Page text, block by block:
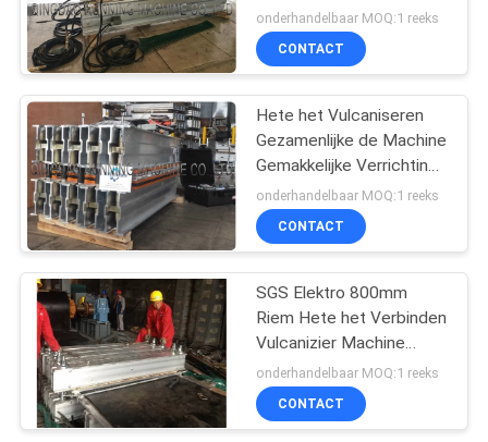
rubbertegel die
machine maakt
van de Pers
RubberTransportband
onderhandelbaar MOQ:1 reeks
CONTACT
Hete het Vulcaniseren
Gezamenlijke de Machine
Gemakkelijke Verrichting
van de
PersTransportband
onderhandelbaar MOQ:1 reeks
CONTACT
SGS Elektro 800mm
Riem Hete het Verbinden
Vulcanizier Machine
415V
onderhandelbaar MOQ:1 reeks
CONTACT